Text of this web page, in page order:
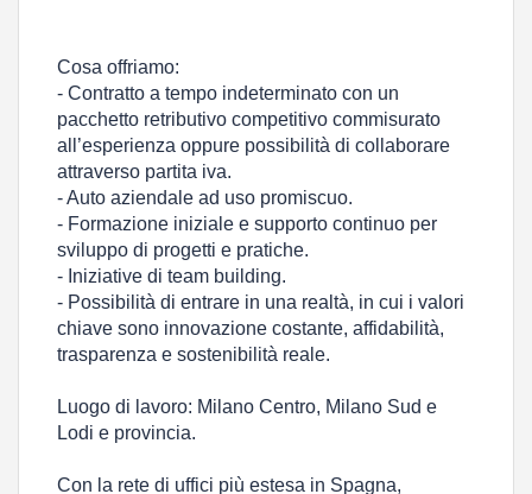
Cosa offriamo:
- Contratto a tempo indeterminato con un
pacchetto retributivo competitivo commisurato
all’esperienza oppure possibilità di collaborare
attraverso partita iva.
- Auto aziendale ad uso promiscuo.
- Formazione iniziale e supporto continuo per
sviluppo di progetti e pratiche.
- Iniziative di team building.
- Possibilità di entrare in una realtà, in cui i valori
chiave sono innovazione costante, affidabilità,
trasparenza e sostenibilità reale.
Luogo di lavoro: Milano Centro, Milano Sud e
Lodi e provincia.
Con la rete di uffici più estesa in Spagna,